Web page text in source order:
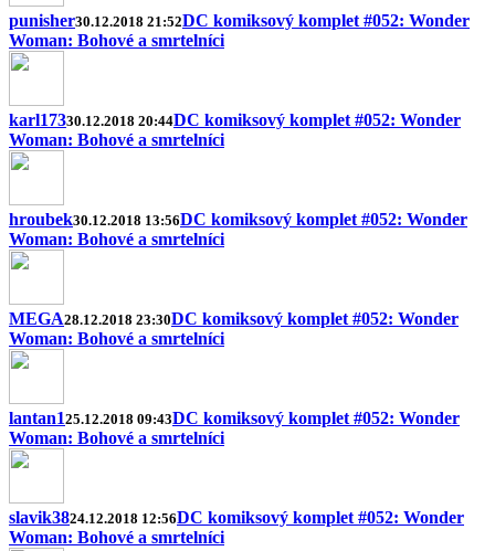
punisher30.12.2018 21:52DC komiksový komplet #052: Wonder
Woman: Bohové a smrtelníci
karl17330.12.2018 20:44DC komiksový komplet #052: Wonder
Woman: Bohové a smrtelníci
hroubek30.12.2018 13:56DC komiksový komplet #052: Wonder
Woman: Bohové a smrtelníci
MEGA28.12.2018 23:30DC komiksový komplet #052: Wonder
Woman: Bohové a smrtelníci
lantan125.12.2018 09:43DC komiksový komplet #052: Wonder
Woman: Bohové a smrtelníci
slavik3824.12.2018 12:56DC komiksový komplet #052: Wonder
Woman: Bohové a smrtelníci